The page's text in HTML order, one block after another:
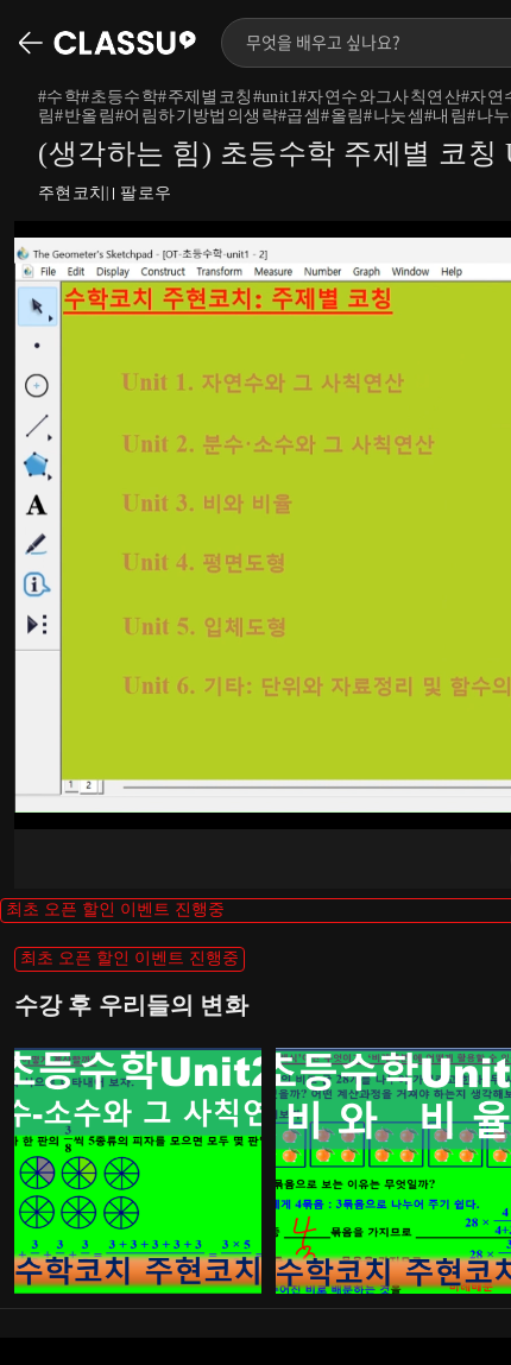
#수학#초등수학#주제별코칭#unit1#자연수와그사칙연산#자
림#반올림#어림하기방법의생략#곱셈#올림#나눗셈#내림#나
(생각하는 힘) 초등수학 주제별 코칭
주현코치 팔로우
최초 오픈 할인 이벤트 진행중
최초 오픈 할인 이벤트 진행중
수강 후 우리들의 변화